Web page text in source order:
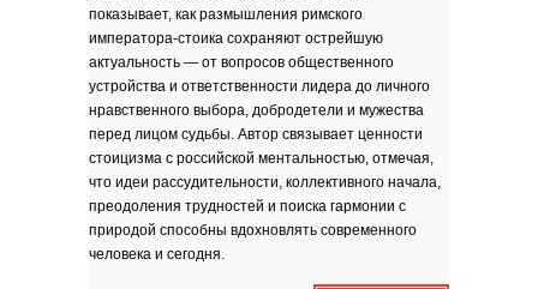
Дорогие друзья! В 2018 году
исполняется 95 лет...
Светлана Коппел-Ковтун. Эссе из
книги ''Я думаю...
показывает, как размышления римского
императора-стоика сохраняют острейшую
актуальность — от вопросов общественного
устройства и ответственности лидера до личного
нравственного выбора, добродетели и мужества
перед лицом судьбы. Автор связывает ценности
стоицизма с российской ментальностью, отмечая,
что идеи рассудительности, коллективного начала,
преодоления трудностей и поиска гармонии с
природой способны вдохновлять современного
человека и сегодня.